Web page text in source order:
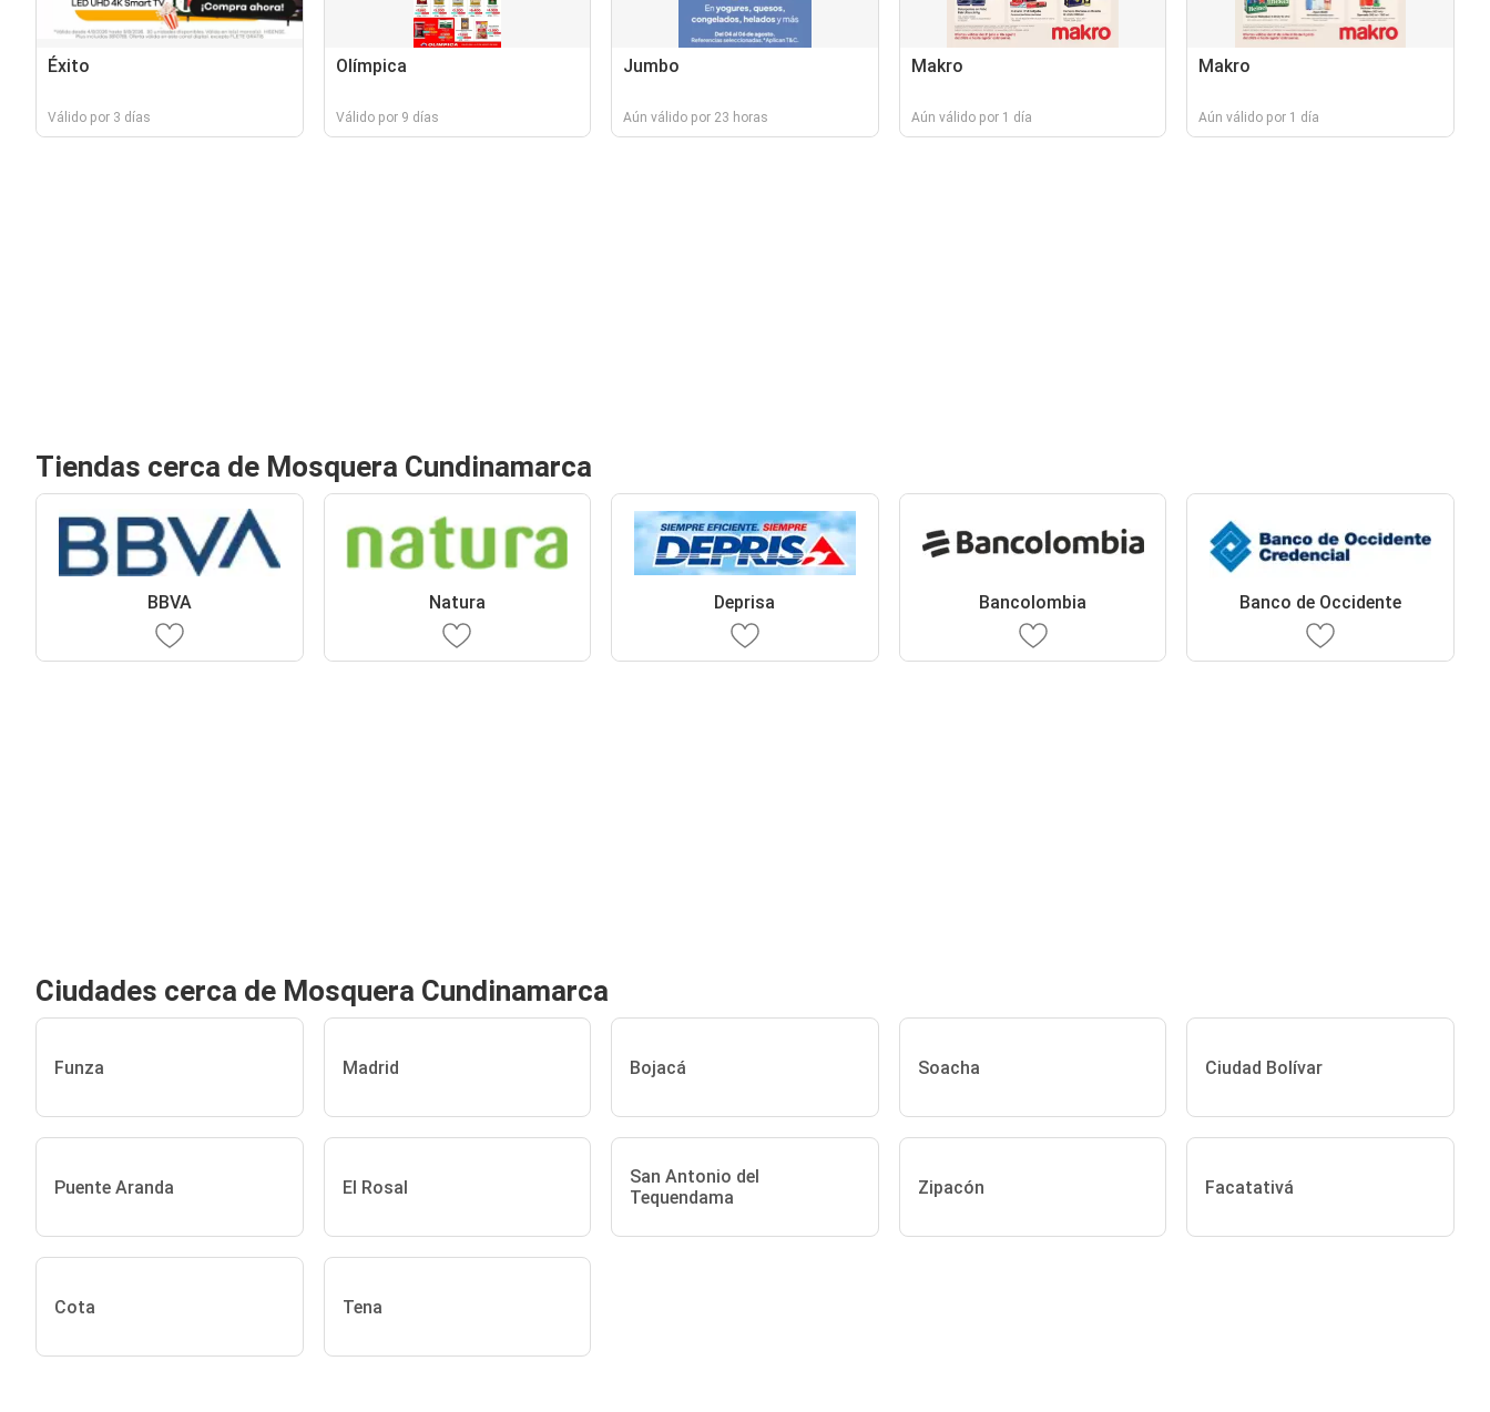
Éxito
Válido por 3 días
Olímpica
Válido por 9 días
Jumbo
Aún válido por 23 horas
Makro
Aún válido por 1 día
Makro
Aún válido por 1 día
Tiendas cerca de Mosquera Cundinamarca
BBVA Natura Deprisa Bancolombia Banco de Occidente
Ciudades cerca de Mosquera Cundinamarca
Funza Madrid Bojacá Soacha Ciudad Bolívar
Puente Aranda El Rosal
San Antonio del
Tequendama
Zipacón Facatativá
Cota Tena